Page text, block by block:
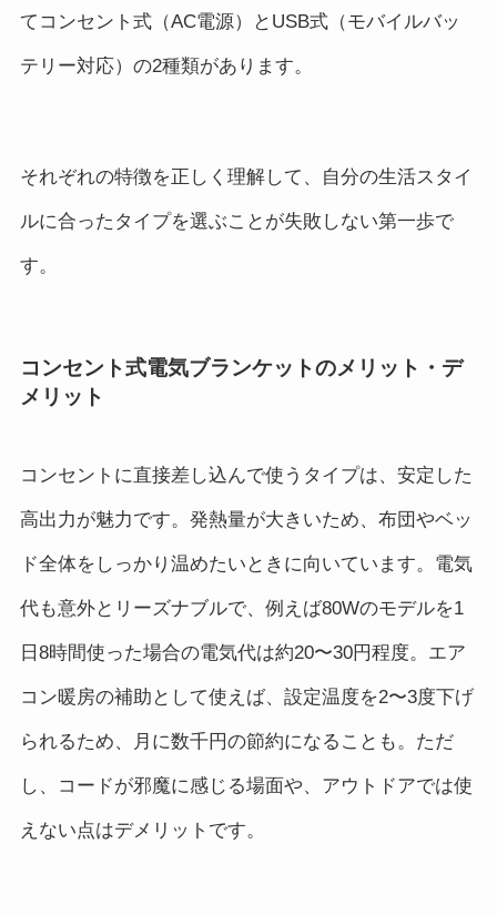
てコンセント式（AC電源）とUSB式（モバイルバッ
テリー対応）の2種類があります。
それぞれの特徴を正しく理解して、自分の生活スタイ
ルに合ったタイプを選ぶことが失敗しない第一歩で
す。
コンセント式電気ブランケットのメリット・デ
メリット
コンセントに直接差し込んで使うタイプは、安定した
高出力が魅力です。発熱量が大きいため、布団やベッ
ド全体をしっかり温めたいときに向いています。電気
代も意外とリーズナブルで、例えば80Wのモデルを1
日8時間使った場合の電気代は約20〜30円程度。エア
コン暖房の補助として使えば、設定温度を2〜3度下げ
られるため、月に数千円の節約になることも。ただ
し、コードが邪魔に感じる場面や、アウトドアでは使
えない点はデメリットです。